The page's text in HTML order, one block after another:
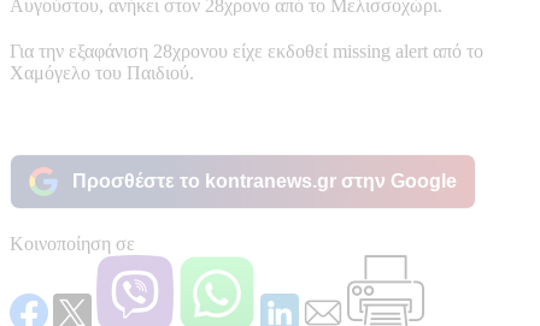
Αυγούστου, ανήκει στον 28χρονο από το Μελισσοχώρι.
Για την εξαφάνιση 28χρονου είχε εκδοθεί missing alert από το
Χαμόγελο του Παιδιού.
Προσθέστε το kontranews.gr στην Google
Κοινοποίηση σε